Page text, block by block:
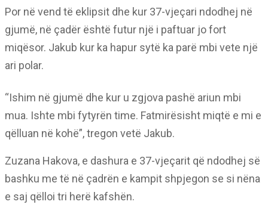
Por në vend të eklipsit dhe kur 37-vjeçari ndodhej në
gjumë, në çadër është futur një i paftuar jo fort
miqësor. Jakub kur ka hapur sytë ka parë mbi vete një
ari polar.
“Ishim në gjumë dhe kur u zgjova pashë ariun mbi
mua. Ishte mbi fytyrën time. Fatmirësisht miqtë e mi e
qëlluan në kohë”, tregon vetë Jakub.
Zuzana Hakova, e dashura e 37-vjeçarit që ndodhej së
bashku me të në çadrën e kampit shpjegon se si nëna
e saj qëlloi tri herë kafshën.